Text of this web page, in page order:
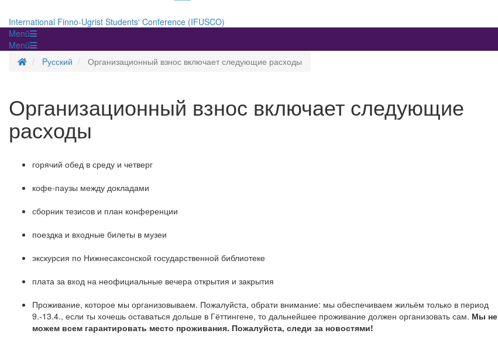
International Finno-Ugrist Students' Conference (IFUSCO)
Menü
Menü
Startseite
Pусский Организационный взнос включает следующие расходы
Организационный взнос включает следующие
расходы
горячий обед в среду и четверг
кофе-паузы между докладами
сборник тезисов и план конференции
поездка и входные билеты в музеи
экскурсия по Нижнесаксонской государственной библиотеке
плата за вход на неофициальные вечера открытия и закрытия
Проживание, которое мы организовываем. Пожалуйста, обрати внимание: мы обеспечиваем жильём только в период
9.-13.4., если ты хочешь оставаться дольше в Гёттингене, то дальнейшее проживание должен организовать сам. Мы не
можем всем гарантировать место проживания. Пожалуйста, следи за новостями!